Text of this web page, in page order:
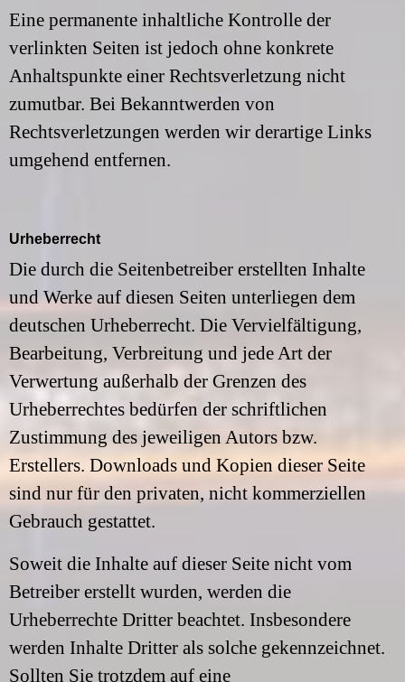
Eine permanente inhaltliche Kontrolle der
verlinkten Seiten ist jedoch ohne konkrete
Anhaltspunkte einer Rechtsverletzung nicht
zumutbar. Bei Bekanntwerden von
Rechtsverletzungen werden wir derartige Links
umgehend entfernen.
Urheberrecht
Die durch die Seitenbetreiber erstellten Inhalte
und Werke auf diesen Seiten unterliegen dem
deutschen Urheberrecht. Die Vervielfältigung,
Bearbeitung, Verbreitung und jede Art der
Verwertung außerhalb der Grenzen des
Urheberrechtes bedürfen der schriftlichen
Zustimmung des jeweiligen Autors bzw.
Erstellers. Downloads und Kopien dieser Seite
sind nur für den privaten, nicht kommerziellen
Gebrauch gestattet.
Soweit die Inhalte auf dieser Seite nicht vom
Betreiber erstellt wurden, werden die
Urheberrechte Dritter beachtet. Insbesondere
werden Inhalte Dritter als solche gekennzeichnet.
Sollten Sie trotzdem auf eine